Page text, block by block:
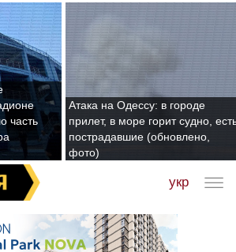
часть
Атака на Одессу: в городе
прилет, в море горит судно,
пострадавшие (обновлено,
фото)
укр